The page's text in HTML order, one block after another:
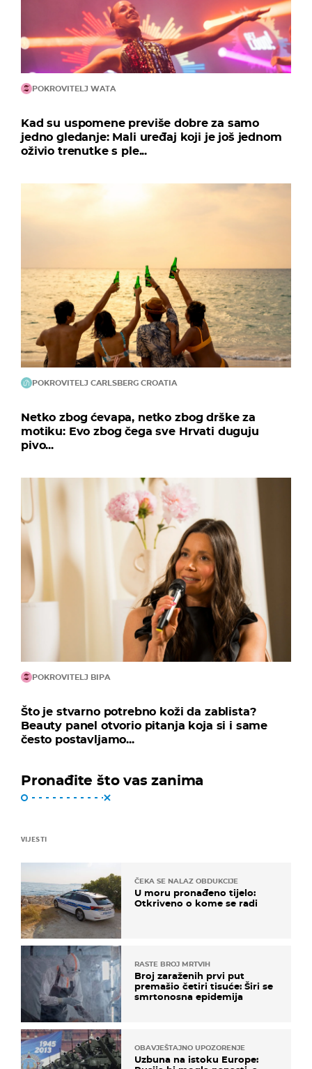
POKROVITELJ WATA
Kad su uspomene previše dobre za samo
jedno gledanje: Mali uređaj koji je još jednom
oživio trenutke s ple...
POKROVITELJ CARLSBERG CROATIA
Netko zbog ćevapa, netko zbog drške za
motiku: Evo zbog čega sve Hrvati duguju
pivo...
POKROVITELJ BIPA
Što je stvarno potrebno koži da zablista?
Beauty panel otvorio pitanja koja si i same
često postavljamo...
Pronađite što vas zanima
VIJESTI
ČEKA SE NALAZ OBDUKCIJE
U moru pronađeno tijelo:
Otkriveno o kome se radi
RASTE BROJ MRTVIH
Broj zaraženih prvi put
premašio četiri tisuće: Širi se
smrtonosna epidemija
OBAVJEŠTAJNO UPOZORENJE
Uzbuna na istoku Europe: